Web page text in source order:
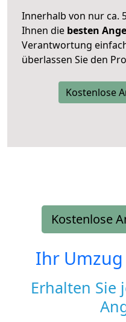
Innerhalb von nur ca.
Ihnen die besten
Verantwortung
überlassen Sie den
Kostenlose
Kostenlose
Ihr Umzug
Erhalten Sie